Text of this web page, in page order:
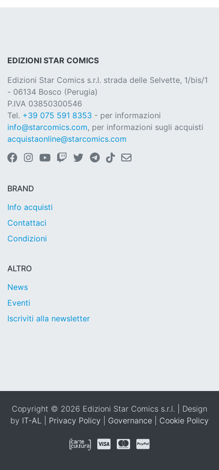
EDIZIONI STAR COMICS
Edizioni Star Comics s.r.l. strada delle Selvette, 1/bis/1
- 06134 Bosco (Perugia)
P.IVA 03850300546
Tel. +39 075 591 8353 - per informazioni
info@starcomics.com, per informazioni sugli acquisti
acquistaonline@starcomics.com
BRAND
Info acquisti
Contattaci
Condizioni
ALTRO
News
Eventi
Iscriviti alla newsletter
Copyright © 2026 Edizioni Star Comics s.r.l. | Design
by IT-AL Privacy Policy Governance Cookie Policy